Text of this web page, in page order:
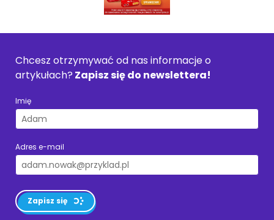
Chcesz otrzymywać od nas informacje o
artykułach? Zapisz się do newslettera!
Imię
Adres e-mail
Zapisz się